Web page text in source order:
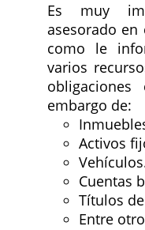
Es muy
asesorado en
como le
varios
embargo de:
Activos
Cuentas
Títulos
Entre